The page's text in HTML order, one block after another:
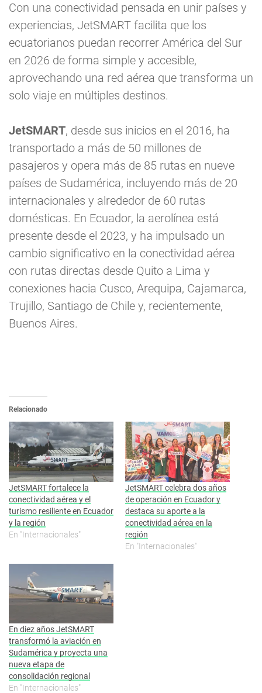
Con una conectividad pensada en unir países y
experiencias, JetSMART facilita que los
ecuatorianos puedan recorrer América del Sur
en 2026 de forma simple y accesible,
aprovechando una red aérea que transforma un
solo viaje en múltiples destinos.
JetSMART, desde sus inicios en el 2016, ha
transportado a más de 50 millones de
pasajeros y opera más de 85 rutas en nueve
países de Sudamérica, incluyendo más de 20
internacionales y alrededor de 60 rutas
domésticas. En Ecuador, la aerolínea está
presente desde el 2023, y ha impulsado un
cambio significativo en la conectividad aérea
con rutas directas desde Quito a Lima y
conexiones hacia Cusco, Arequipa, Cajamarca,
Trujillo, Santiago de Chile y, recientemente,
Buenos Aires.
Relacionado
JetSMART fortalece la
conectividad aérea y el
turismo resiliente en Ecuador
y la región
En "Internacionales"
JetSMART celebra dos años
de operación en Ecuador y
destaca su aporte a la
conectividad aérea en la
región
En "Internacionales"
En diez años JetSMART
transformó la aviación en
Sudamérica y proyecta una
nueva etapa de
consolidación regional
En "Internacionales"